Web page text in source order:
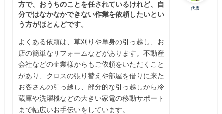
代表
方で、おうちのことを任されているけれど、自
分ではなかなかできない作業を依頼したいとい
う方がほとんどです。
よくある依頼は、草刈りや単身の引っ越し、 お
店の簡単なリフォームなどがあります。不動産
会社などの企業様からもご依頼をいただくこと
があり、クロスの張り替えや部屋を借りに来た
お客さんの引っ越し、部分的な引っ越しから冷
蔵庫や洗濯機などの大きい家電の移動サポート
まで幅広いお手伝いをしています。